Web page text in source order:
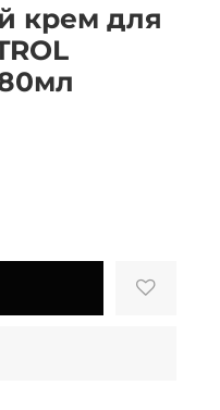
крем для